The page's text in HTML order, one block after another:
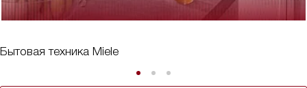
Бытовая техника Miele